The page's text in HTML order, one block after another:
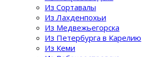
Из Сортавалы
Из Лахденпохьи
Из Медвежьегорска
Из Петербурга в Карелию
Из Кеми